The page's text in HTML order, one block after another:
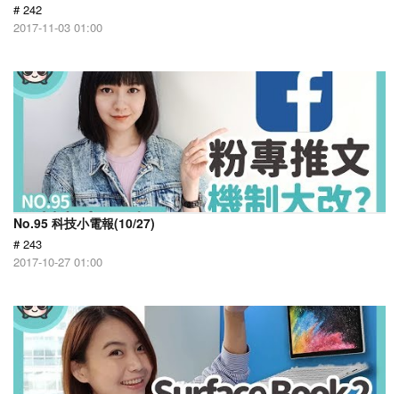
# 242
2017-11-03 01:00
No.95 科技小電報(10/27)
# 243
2017-10-27 01:00